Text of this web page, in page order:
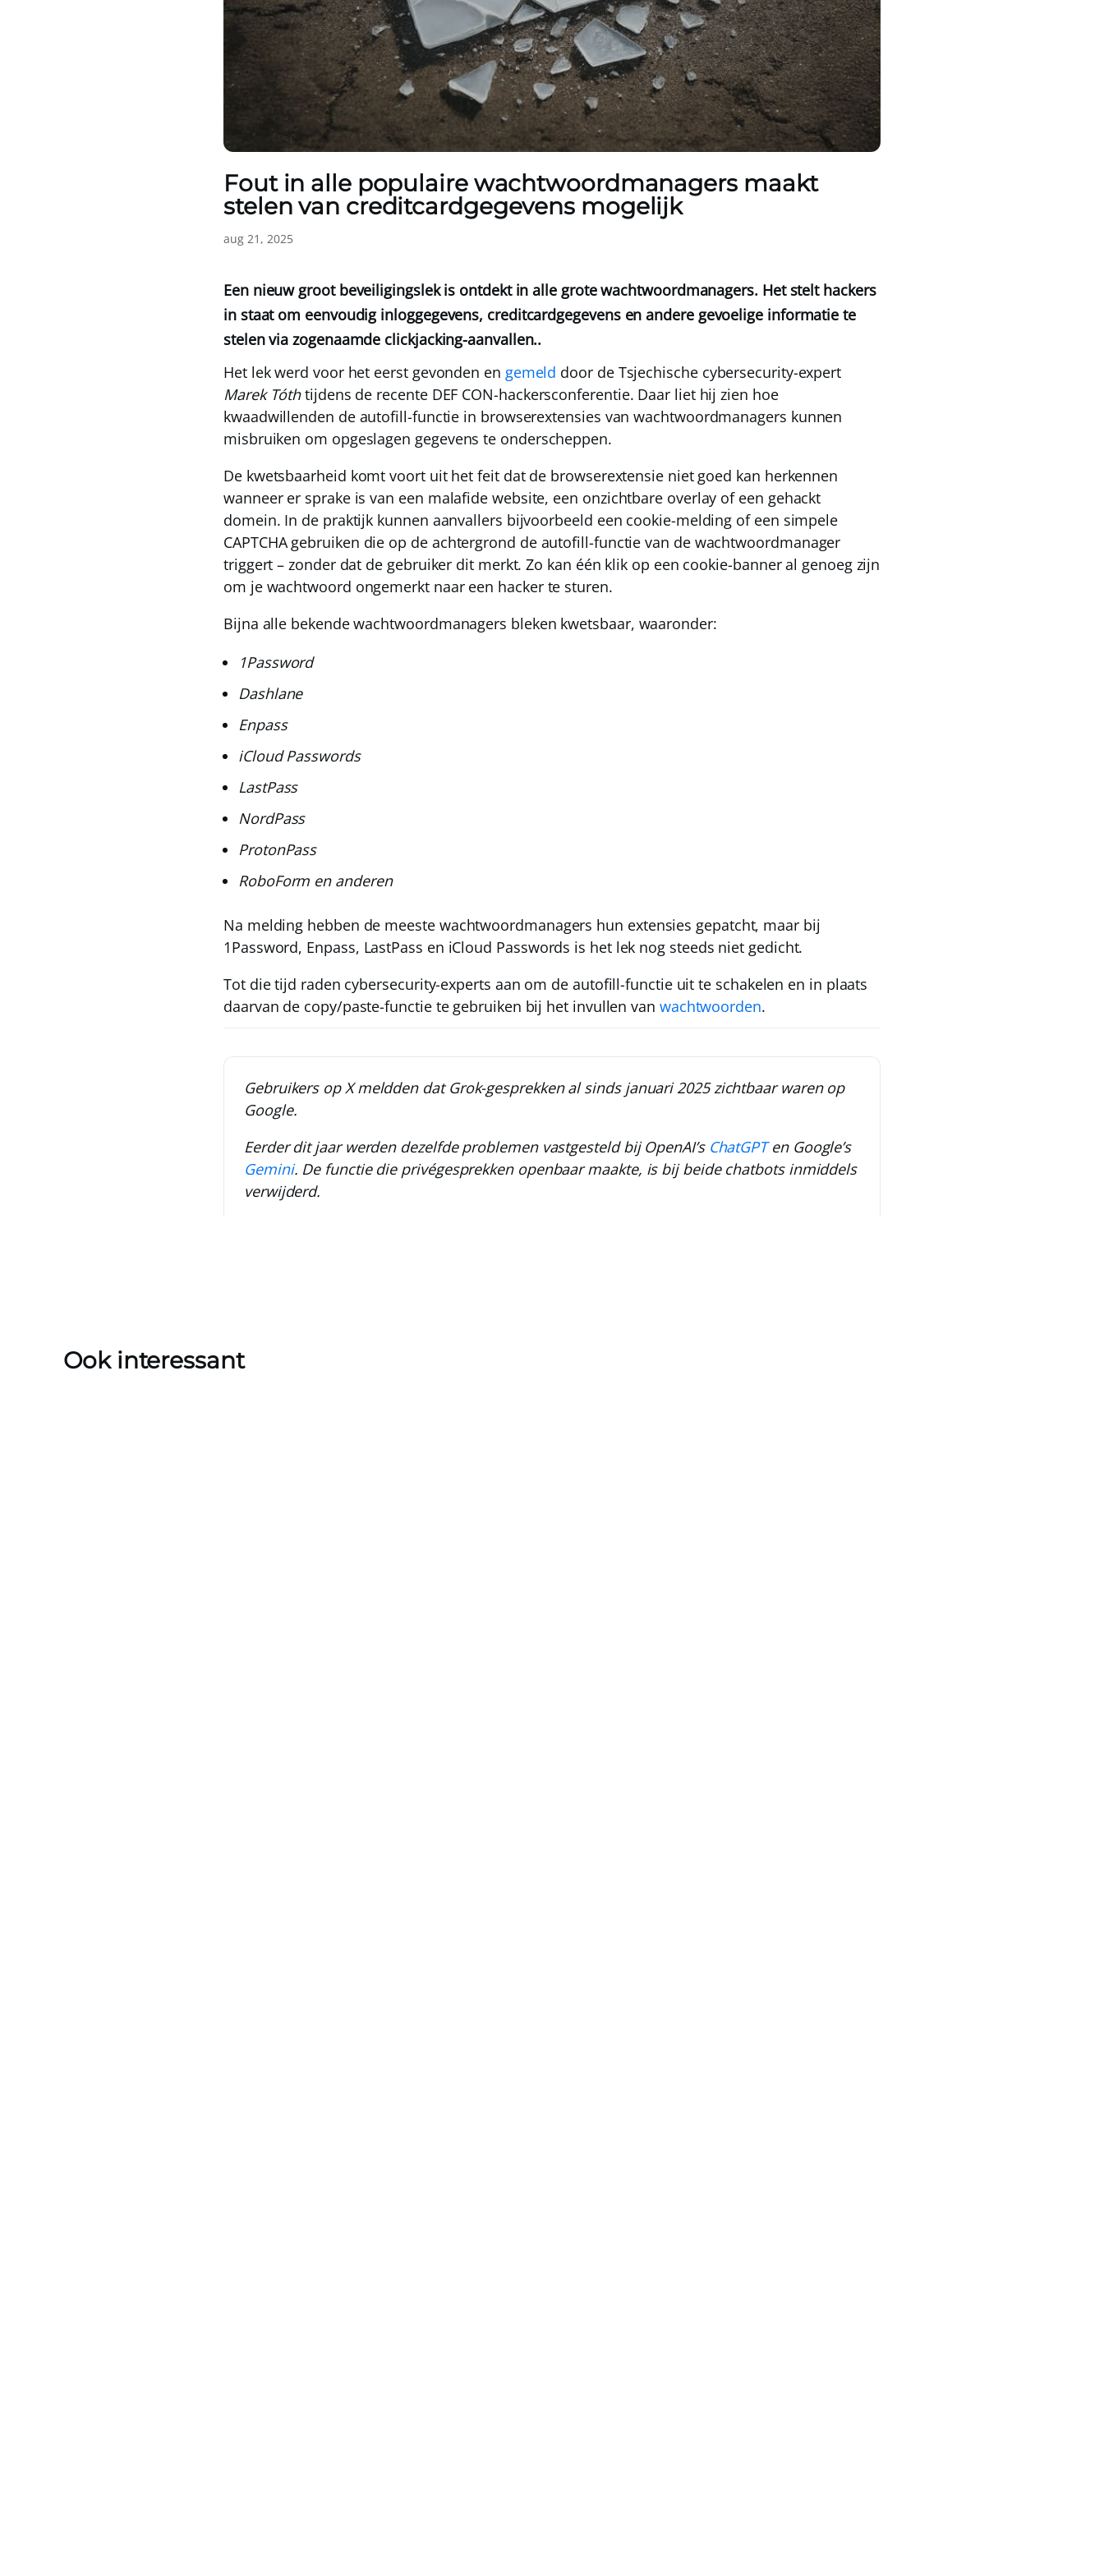
Fout in alle populaire wachtwoordmanagers maakt
stelen van creditcardgegevens mogelijk
aug 21, 2025
Een nieuw groot beveiligingslek is ontdekt in alle grote wachtwoordmanagers. Het stelt hackers
in staat om eenvoudig inloggegevens, creditcardgegevens en andere gevoelige informatie te
stelen via zogenaamde clickjacking-aanvallen..
Het lek werd voor het eerst gevonden en gemeld door de Tsjechische cybersecurity-expert
Marek Tóth tijdens de recente DEF CON-hackersconferentie. Daar liet hij zien hoe
kwaadwillenden de autofill-functie in browserextensies van wachtwoordmanagers kunnen
misbruiken om opgeslagen gegevens te onderscheppen.
De kwetsbaarheid komt voort uit het feit dat de browserextensie niet goed kan herkennen
wanneer er sprake is van een malafide website, een onzichtbare overlay of een gehackt
domein. In de praktijk kunnen aanvallers bijvoorbeeld een cookie-melding of een simpele
CAPTCHA gebruiken die op de achtergrond de autofill-functie van de wachtwoordmanager
triggert – zonder dat de gebruiker dit merkt. Zo kan één klik op een cookie-banner al genoeg zijn
om je wachtwoord ongemerkt naar een hacker te sturen.
Bijna alle bekende wachtwoordmanagers bleken kwetsbaar, waaronder:
1Password
Dashlane
Enpass
iCloud Passwords
LastPass
NordPass
ProtonPass
RoboForm en anderen
Na melding hebben de meeste wachtwoordmanagers hun extensies gepatcht, maar bij
1Password, Enpass, LastPass en iCloud Passwords is het lek nog steeds niet gedicht.
Tot die tijd raden cybersecurity-experts aan om de autofill-functie uit te schakelen en in plaats
daarvan de copy/paste-functie te gebruiken bij het invullen van wachtwoorden.
Gebruikers op X meldden dat Grok-gesprekken alsinds januari 2025zichtbaar waren op
Google.
Eerder dit jaar werden dezelfde problemen vastgesteld bij OpenAI’s ChatGPTen Google’s
Gemini. De functie die privégesprekken openbaar maakte, is bij beide chatbots inmiddels
verwijderd.
Ook interessant